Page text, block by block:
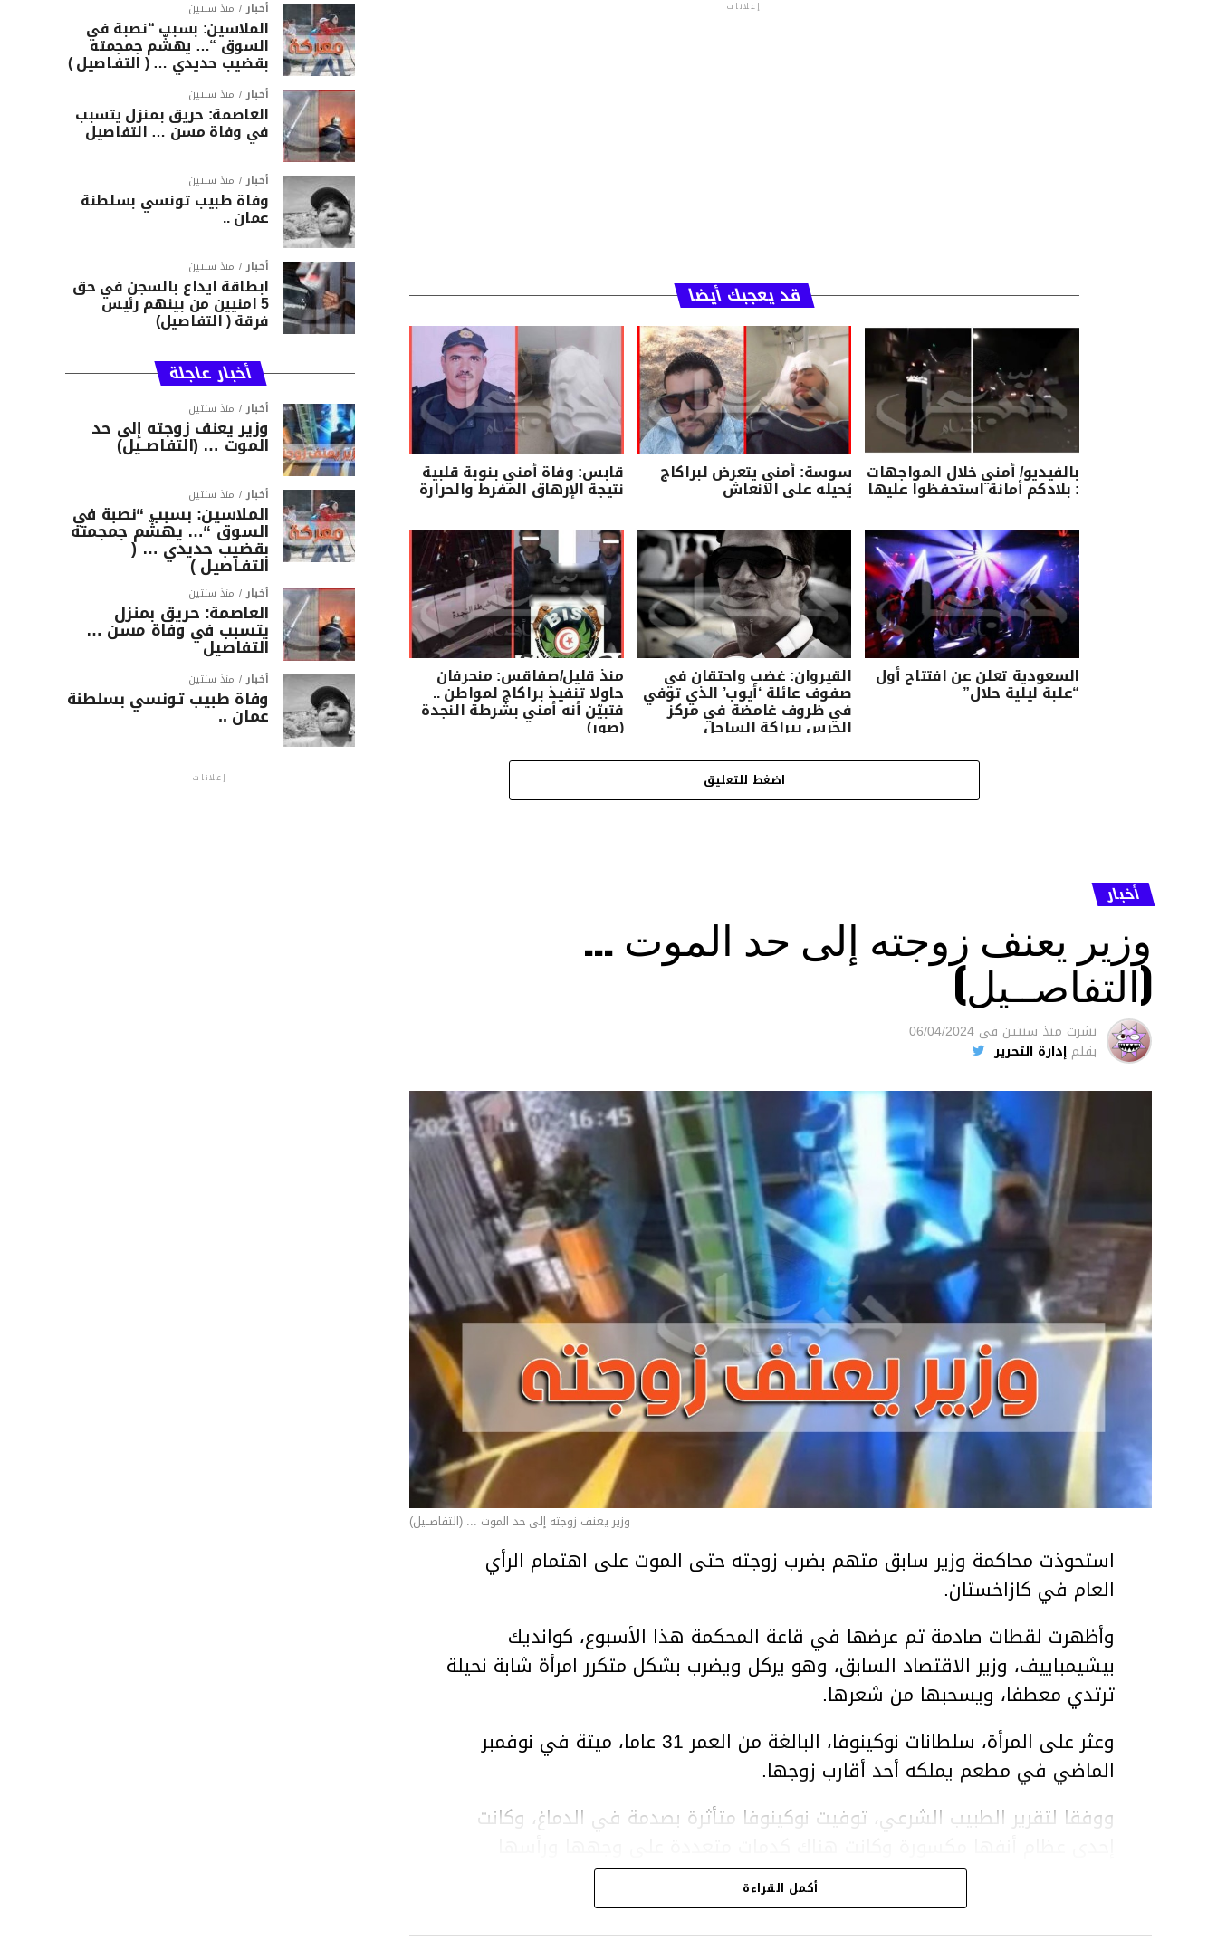
إعلانات
قد يعجبك أيضا
بالفيديو/ أمني خلال المواجهات
: بلادكم أمانة استحفظوا عليها
سوسة: أمني يتعرض لبراكاج
يُحيله على الانعاش
قابس: وفاة أمني بنوبة قلبية
نتيجة الإرهاق المفرط والحرارة
السعودية تعلن عن افتتاح أول
“علبة ليلية حلال”
القيروان: غضب واحتقان في
صفوف عائلة ‘أيوب’ الذي توفي
في ظروف غامضة في مركز
الحرس ببراكة الساحل
منذ قليل/صفاقس: منحرفان
حاولا تنفيذ براكاج لمواطن ..
فتبيّن أنه أمني بشرطة النجدة
(صور)
اضغط للتعليق
أخبار
وزير يعنف زوجته إلى حد الموت …
(التفاصــيل)
نشرت منذ سنتين فى 06/04/2024
بقلم إدارة التحرير
وزير يعنف زوجته إلى حد الموت ... (التفاصــيل)
استحوذت محاكمة وزير سابق متهم بضرب زوجته حتى الموت على اهتمام الرأي
العام في كازاخستان.
وأظهرت لقطات صادمة تم عرضها في قاعة المحكمة هذا الأسبوع، كوانديك
بيشيمباييف، وزير الاقتصاد السابق، وهو يركل ويضرب بشكل متكرر امرأة شابة نحيلة
ترتدي معطفا، ويسحبها من شعرها.
وعثر على المرأة، سلطانات نوكينوفا، البالغة من العمر 31 عاما، ميتة في نوفمبر
الماضي في مطعم يملكه أحد أقارب زوجها.
ووفقا لتقرير الطبيب الشرعي، توفيت نوكينوفا متأثرة بصدمة في الدماغ، وكانت
أكمل القراءة
أخبار منذ سنتين
الملاسين: بسبب “نصبة في
السوق “… يهشّم جمجمته
بقضيب حديدي … ( التفـاصيل )
أخبار منذ سنتين
العاصمة: حريق بمنزل يتسبب
في وفاة مسن … التفاصيل
أخبار منذ سنتين
وفاة طبيب تونسي بسلطنة
عمان ..
أخبار منذ سنتين
ابطاقة ايداع بالسجن في حق
5 امنيين من بينهم رئيس
فرقة ( التفاصيل)
أخبار عاجلة
أخبار منذ سنتين
وزير يعنف زوجته إلى حد
الموت … (التفاصــيل)
أخبار منذ سنتين
الملاسين: بسبب “نصبة في
السوق “… يهشّم جمجمته
بقضيب حديدي … (
التفـاصيل )
أخبار منذ سنتين
العاصمة: حريق بمنزل
يتسبب في وفاة مسن …
التفاصيل
أخبار منذ سنتين
وفاة طبيب تونسي بسلطنة
عمان ..
إعلانات